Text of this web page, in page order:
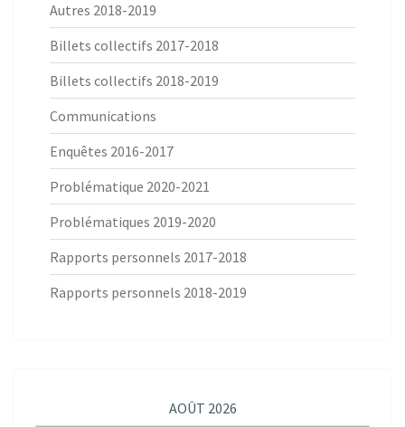
Autres 2018-2019
Billets collectifs 2017-2018
Billets collectifs 2018-2019
Communications
Enquêtes 2016-2017
Problématique 2020-2021
Problématiques 2019-2020
Rapports personnels 2017-2018
Rapports personnels 2018-2019
AOÛT 2026